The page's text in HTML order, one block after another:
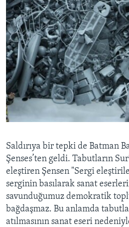
Saldırıya bir tepki de Batman
Şenses’ten geldi. Tabutların
eleştiren Şensen "Sergi
serginin basılarak sanat
savunduğumuz demokratik
bağdaşmaz. Bu anlamda
atılmasının sanat eseri